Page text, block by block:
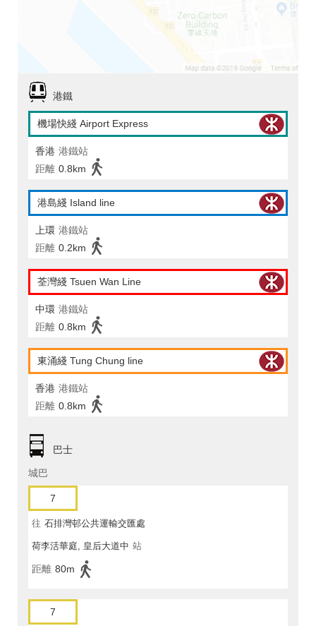
港鐵
機場快綫 Airport Express
香港 港鐵站
距離 0.8km
港島綫 Island line
上環 港鐵站
距離 0.2km
荃灣綫 Tsuen Wan Line
中環 港鐵站
距離 0.8km
東涌綫 Tung Chung line
香港 港鐵站
距離 0.8km
巴士
城巴
7
往 石排灣邨公共運輸交匯處
荷李活華庭, 皇后大道中 站
距離 80m
7